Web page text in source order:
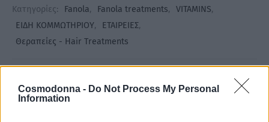
Cosmodonna - Do Not Process My Personal
Information
Κατηγορίες:
Fanola, Fanola treatments, VITAMINS,
ΕΙΔΗ ΚΟΜΜΩΤΗΡΙΟΥ, ΕΤΑΙΡΕΙΕΣ,
Θεραπείες - Hair Treatments
Share